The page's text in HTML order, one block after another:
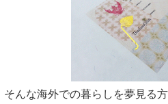
そんな海外での暮らしを夢見る